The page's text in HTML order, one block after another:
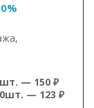
— 150 ₽
— 123 ₽